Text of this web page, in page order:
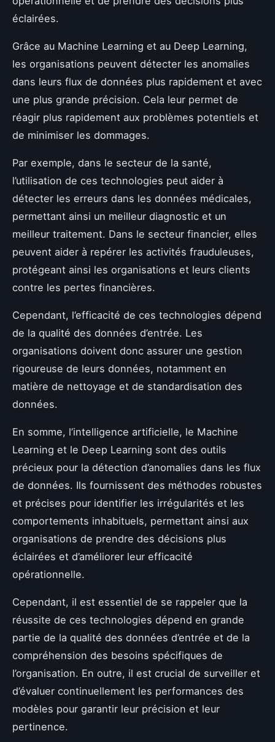
éclairées.
Grâce au Machine Learning et au Deep Learning,
les organisations peuvent détecter les anomalies
dans leurs flux de données plus rapidement et avec
une plus grande précision. Cela leur permet de
réagir plus rapidement aux problèmes potentiels et
de minimiser les dommages.
Par exemple, dans le secteur de la santé,
l’utilisation de ces technologies peut aider à
détecter les erreurs dans les données médicales,
permettant ainsi un meilleur diagnostic et un
meilleur traitement. Dans le secteur financier, elles
peuvent aider à repérer les activités frauduleuses,
protégeant ainsi les organisations et leurs clients
contre les pertes financières.
Cependant, l’efficacité de ces technologies dépend
de la qualité des données d’entrée. Les
organisations doivent donc assurer une gestion
rigoureuse de leurs données, notamment en
matière de nettoyage et de standardisation des
données.
En somme, l’intelligence artificielle, le Machine
Learning et le Deep Learning sont des outils
précieux pour la détection d’anomalies dans les flux
de données. Ils fournissent des méthodes robustes
et précises pour identifier les irrégularités et les
comportements inhabituels, permettant ainsi aux
organisations de prendre des décisions plus
éclairées et d’améliorer leur efficacité
opérationnelle.
Cependant, il est essentiel de se rappeler que la
réussite de ces technologies dépend en grande
partie de la qualité des données d’entrée et de la
compréhension des besoins spécifiques de
l’organisation. En outre, il est crucial de surveiller et
d’évaluer continuellement les performances des
modèles pour garantir leur précision et leur
pertinence.